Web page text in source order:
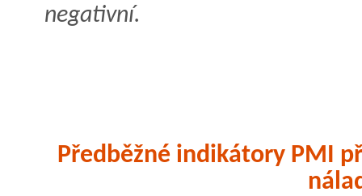
negativní.
Předběžné indikátory PMI